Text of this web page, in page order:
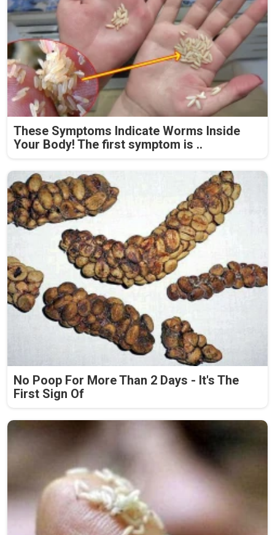
These Symptoms Indicate Worms Inside
Your Body! The first symptom is ..
No Poop For More Than 2 Days - It's The
First Sign Of